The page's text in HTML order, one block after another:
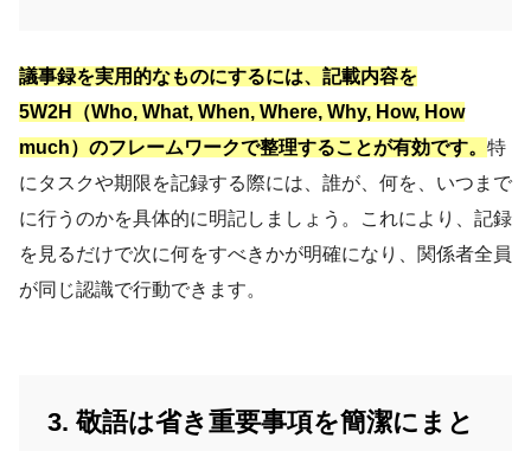
議事録を実用的なものにするには、記載内容を
5W2H（Who, What, When, Where, Why, How, How
much）のフレームワークで整理することが有効です。 特
にタスクや期限を記録する際には、誰が、何を、いつまで
に行うのかを具体的に明記しましょう。これにより、記録
を見るだけで次に何をすべきかが明確になり、関係者全員
が同じ認識で行動できます。
3. 敬語は省き重要事項を簡潔にまと